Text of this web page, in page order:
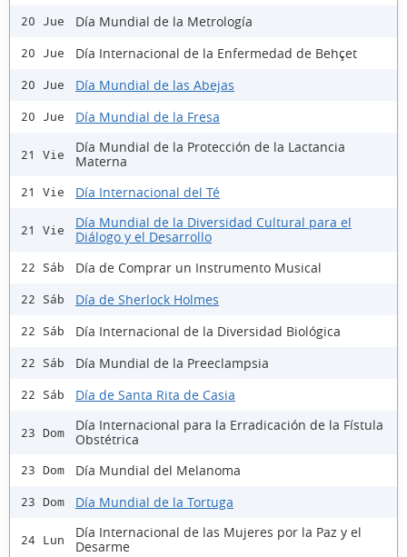
20 Jue Día Mundial de la Metrología
20 Jue Día Internacional de la Enfermedad de Behçet
20 Jue Día Mundial de las Abejas
20 Jue Día Mundial de la Fresa
21 Vie
Día Mundial de la Protección de la Lactancia
Materna
21 Vie Día Internacional del Té
21 Vie
Día Mundial de la Diversidad Cultural para el
Diálogo y el Desarrollo
22 Sáb Día de Comprar un Instrumento Musical
22 Sáb Día de Sherlock Holmes
22 Sáb Día Internacional de la Diversidad Biológica
22 Sáb Día Mundial de la Preeclampsia
22 Sáb Día de Santa Rita de Casia
23 Dom
Día Internacional para la Erradicación de la Fístula
Obstétrica
23 Dom Día Mundial del Melanoma
23 Dom Día Mundial de la Tortuga
24 Lun
Día Internacional de las Mujeres por la Paz y el
Desarme